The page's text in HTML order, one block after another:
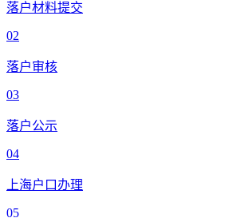
落户材料提交
02
落户审核
03
落户公示
04
上海户口办理
05